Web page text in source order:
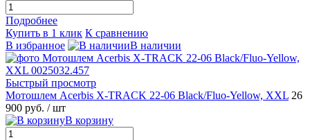
Подробнее
Купить в 1 клик К сравнению
В избранное
В наличии
Быстрый просмотр
Мотошлем Acerbis X-TRACK 22-06 Black/Fluo-Yellow, XXL 26
900 руб. / шт
В корзину